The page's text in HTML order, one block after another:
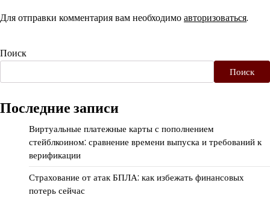
Для отправки комментария вам необходимоавторизоваться.
Поиск
Поиск
Последние записи
Виртуальные платежные карты с пополнением
стейблкоином: сравнение времени выпуска и требований к
верификации
Страхование от атак БПЛА: как избежать финансовых
потерь сейчас